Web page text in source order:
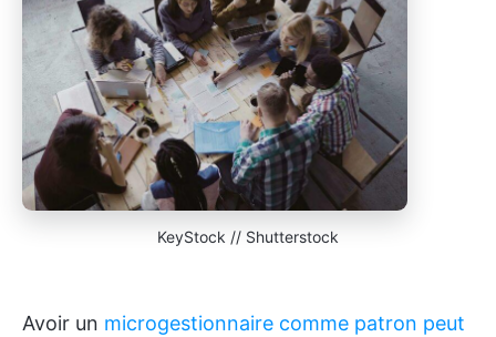
KeyStock // Shutterstock
Avoir un microgestionnaire comme patron peut